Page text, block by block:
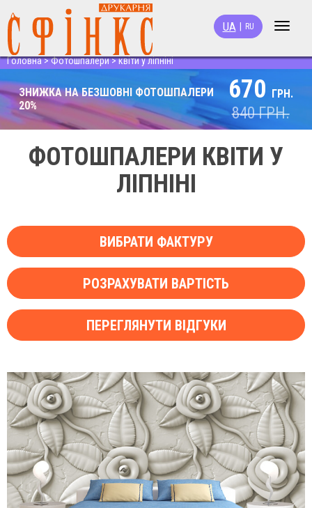
Toggle
UA RU
Головна>Фотошпалери>квіти у ліпніні
ЗНИЖКА НА БЕЗШОВНІ ФОТОШПАЛЕРИ
20%
670 ГРН.
840ГРН.
ФОТОШПАЛЕРИ КВІТИ У
ЛІПНІНІ
ВИБРАТИ ФАКТУРУ
РОЗРАХУВАТИ ВАРТІСТЬ
ПЕРЕГЛЯНУТИ ВІДГУКИ